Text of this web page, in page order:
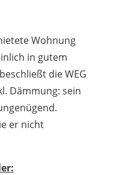
Wohnung
in gutem
die WEG
Dämmung: sein
er nicht